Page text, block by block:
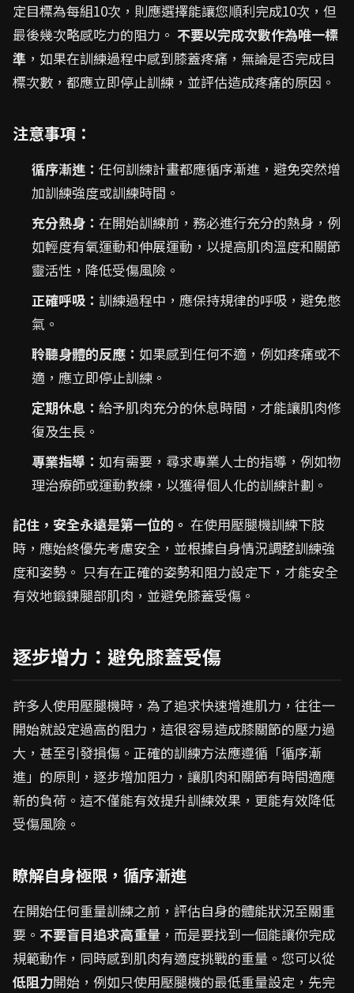
定目標為每組10次，則應選擇能讓您順利完成10次，但
最後幾次略感吃力的阻力。 不要以完成次數作為唯一標
準 ，如果在訓練過程中感到膝蓋疼痛，無論是否完成目
標次數，都應立即停止訓練，並評估造成疼痛的原因。
注意事項：
循序漸進： 任何訓練計畫都應循序漸進，避免突然增
加訓練強度或訓練時間。
充分熱身： 在開始訓練前，務必進行充分的熱身，例
如輕度有氧運動和伸展運動，以提高肌肉溫度和關節
靈活性，降低受傷風險。
正確呼吸： 訓練過程中，應保持規律的呼吸，避免憋
氣。
聆聽身體的反應： 如果感到任何不適，例如疼痛或不
適，應立即停止訓練。
定期休息： 給予肌肉充分的休息時間，才能讓肌肉修
復及生長。
專業指導： 如有需要，尋求專業人士的指導，例如物
理治療師或運動教練，以獲得個人化的訓練計劃。
記住，安全永遠是第一位的。 在使用壓腿機訓練下肢
時，應始終優先考慮安全，並根據自身情況調整訓練強
度和姿勢。 只有在正確的姿勢和阻力設定下，才能安全
有效地鍛鍊腿部肌肉，並避免膝蓋受傷。
逐步增力：避免膝蓋受傷
許多人使用壓腿機時，為了追求快速增進肌力，往往一
開始就設定過高的阻力，這很容易造成膝關節的壓力過
大，甚至引發損傷。正確的訓練方法應遵循「循序漸
進」的原則，逐步增加阻力，讓肌肉和關節有時間適應
新的負荷。這不僅能有效提升訓練效果，更能有效降低
受傷風險。
瞭解自身極限，循序漸進
在開始任何重量訓練之前，評估自身的體能狀況至關重
要。 不要盲目追求高重量 ，而是要找到一個能讓你完成
規範動作，同時感到肌肉有適度挑戰的重量。您可以從
低阻力開始，例如只使用壓腿機的最低重量設定，先完